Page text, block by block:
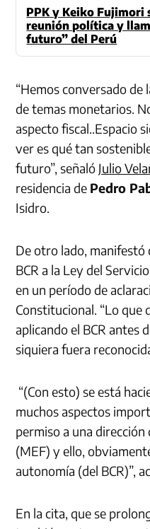
PPK y Keiko Fujimori
reunión política y
futuro” del Perú
“Hemos conversado
de temas monetarios.
aspecto fiscal..Espacio
ver es qué tan
futuro”, señaló Julio
residencia de Pedro
Isidro.
De otro lado, manifestó
BCR a la Ley del
en un período de
Constitucional. “Lo que
aplicando el BCR antes
siquiera fuera
“(Con esto) se está
muchos aspectos
permiso a una
(MEF) y ello,
autonomía (del BCR)”,
En la cita, que se